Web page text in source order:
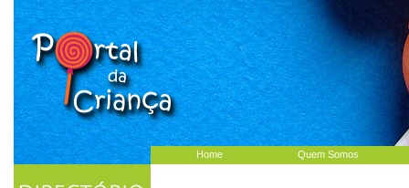
Home Quem Somos